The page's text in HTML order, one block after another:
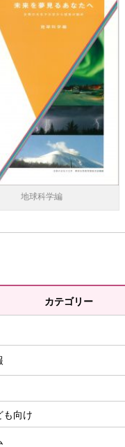
地球科学編
カテゴリー
も向け